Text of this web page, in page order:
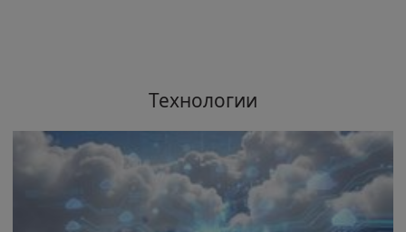
Технологии